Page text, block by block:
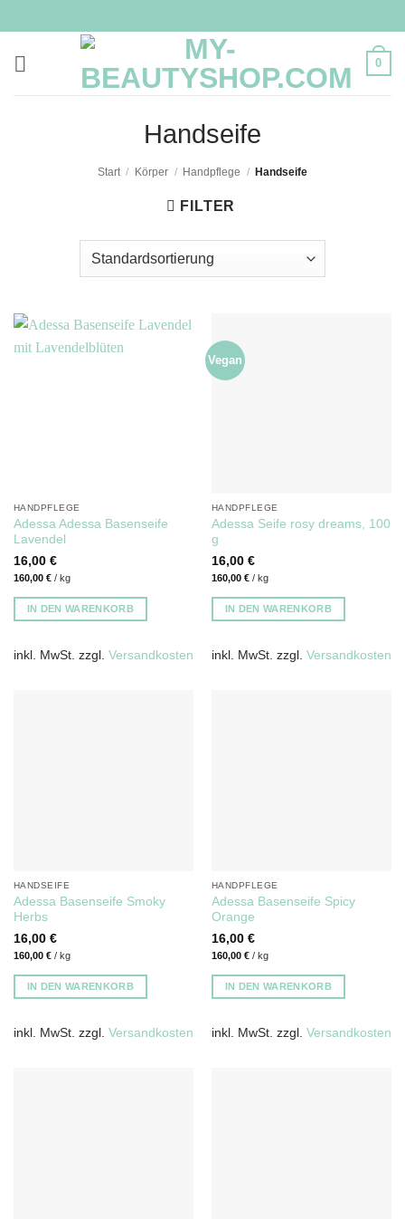
Inhalt
springen
0
Handseife
Start / Körper / Handpflege / Handseife
FILTER
HANDPFLEGE
Adessa Adessa Basenseife
Lavendel
16,00 €
160,00 €/ kg
IN DEN WARENKORB
inkl. MwSt. zzgl. Versandkosten
Vegan
HANDPFLEGE
Adessa Seife rosy dreams, 100
g
16,00 €
160,00 €/ kg
IN DEN WARENKORB
inkl. MwSt. zzgl. Versandkosten
HANDSEIFE
Adessa Basenseife Smoky
Herbs
16,00 €
160,00 €/ kg
IN DEN WARENKORB
inkl. MwSt. zzgl. Versandkosten
HANDPFLEGE
Adessa Basenseife Spicy
Orange
16,00 €
160,00 €/ kg
IN DEN WARENKORB
inkl. MwSt. zzgl. Versandkosten